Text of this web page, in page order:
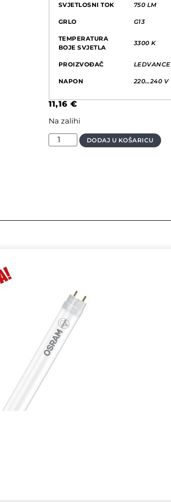
SVJETLOSNI TOK 750 LM
GRLO G13
TEMPERATURA
BOJE SVJETLA
3300 K
PROIZVOĐAČ LEDVANCE
NAPON 220…240 V
11,16 €
Na zalihi
DODAJ U KOŠARICU